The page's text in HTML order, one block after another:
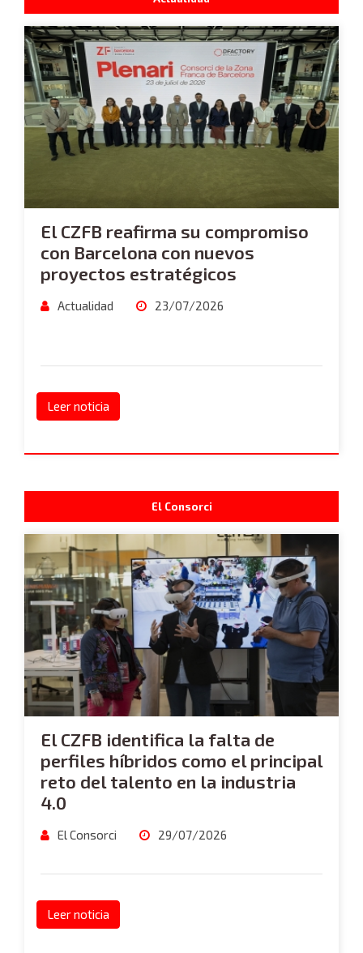
El CZFB reafirma su compromiso
con Barcelona con nuevos
proyectos estratégicos
Actualidad 23/07/2026
Leer noticia
El Consorci
El CZFB identifica la falta de
perfiles híbridos como el principal
reto del talento en la industria
4.0
El Consorci 29/07/2026
Leer noticia